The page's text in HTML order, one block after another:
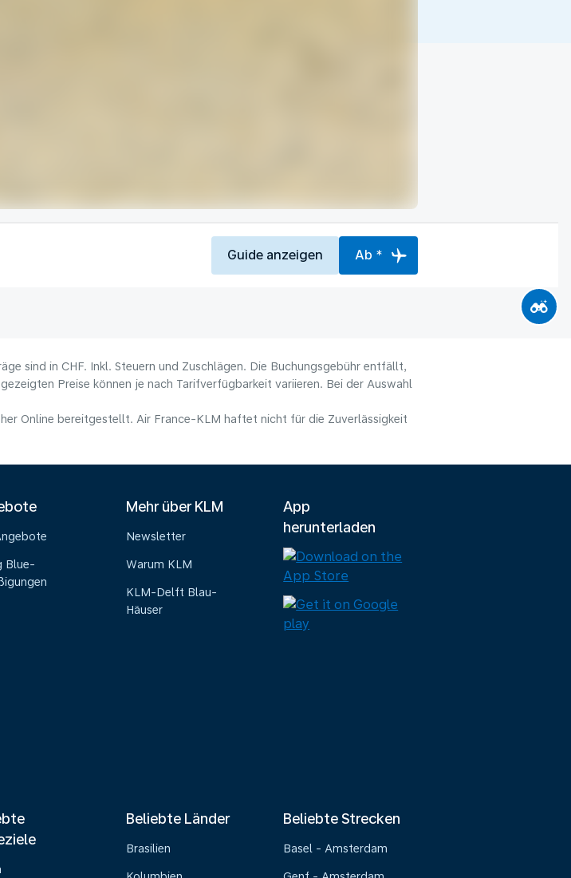
Guide anzeigen Ab *
sind in CHF. Inkl. Steuern und Zuschlägen. Die Buchungsgebühr entfällt,
Preise können je nach Tarifverfügbarkeit variieren. Bei der Auswahl
Online bereitgestellt. Air France-KLM haftet nicht für die Zuverlässigkeit
Blue-
Mehr über KLM
Newsletter
Warum KLM
KLM-Delft Blau-
Häuser
App
herunterladen
Beliebte Länder
Brasilien
Beliebte Strecken
Basel - Amsterdam